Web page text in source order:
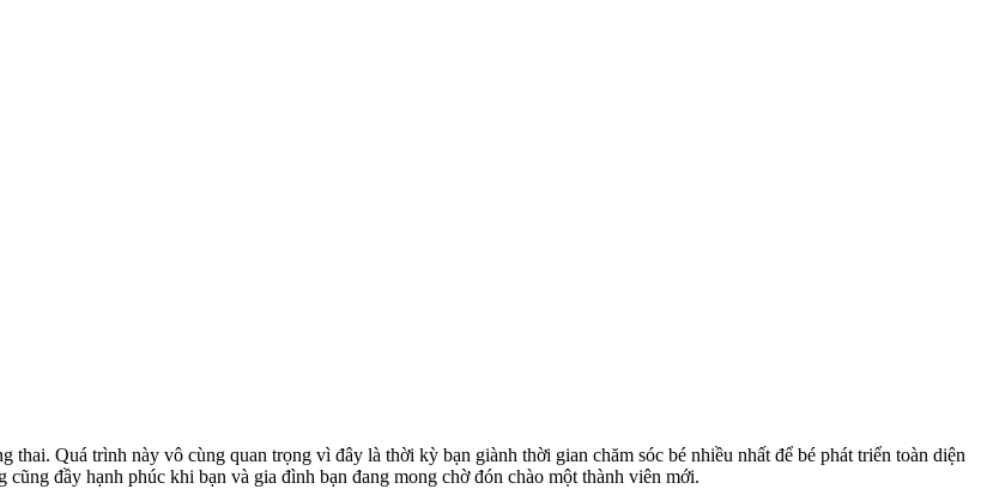
Quá trình này vô cùng quan trọng vì đây là thời kỳ bạn giành thời gian chăm sóc bé nhiều nhất để bé phát triển toàn diện
đầy hạnh phúc khi bạn và gia đình bạn đang mong chờ đón chào một thành viên mới.